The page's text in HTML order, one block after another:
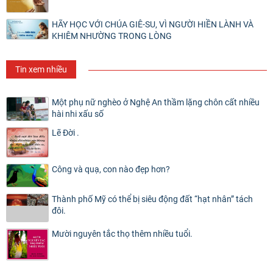
HÃY HỌC VỚI CHÚA GIÊ-SU, VÌ NGƯỜI HIỀN LÀNH VÀ
KHIÊM NHƯỜNG TRONG LÒNG
Tin xem nhiều
Một phụ nữ nghèo ở Nghệ An thầm lặng chôn cất nhiều
hài nhi xấu số
Lẽ Đời .
Công và quạ, con nào đẹp hơn?
Thành phố Mỹ có thể bị siêu động đất “hạt nhân” tách
đôi.
Mười nguyên tắc thọ thêm nhiều tuổi.